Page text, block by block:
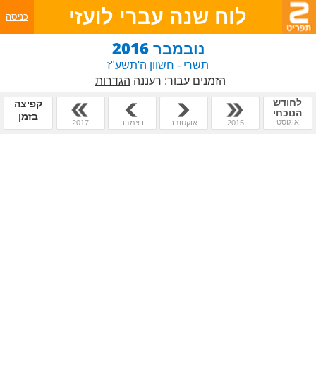
לוח שנה עברי לועזי כניסה
נובמבר 2016
תשרי - חשוון ה'תשע"ז
הזמנים עבור: רעננה הגדרות
לחודש
הנוכחי
אוגוסט 2015 אוקטובר דצמבר 2017
קפיצה
בזמן